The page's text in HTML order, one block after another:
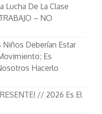
Lucha De La Clase
– NO
Niños Deberían Estar
Es
Hacerlo
// 2026 Es El